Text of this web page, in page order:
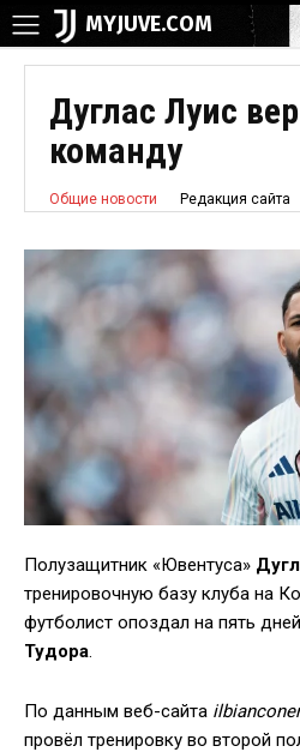
MYJUVE.COM
Дуглас Луис
команду
Общие новости Редакция сайта
Полузащитник «Ювентуса»
тренировочную базу клуба на
футболист опоздал на пять
Тудора.
По данным веб-сайта
провёл тренировку во второй